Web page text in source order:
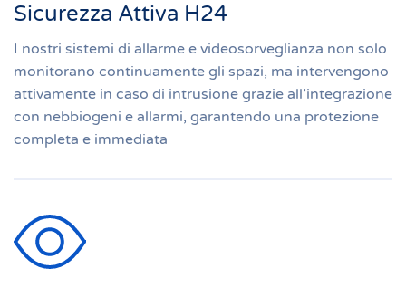
Sicurezza Attiva H24
I nostri sistemi di allarme e videosorveglianza non solo
monitorano continuamente gli spazi, ma intervengono
attivamente in caso di intrusione grazie all’integrazione
con nebbiogeni e allarmi, garantendo una protezione
completa e immediata